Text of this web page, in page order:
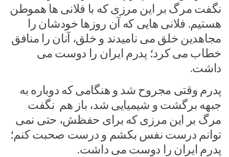
نگفت مرگ بر این مرزی که با فلانی ها هموطن
هستیم. فلانی هایی که آن روزها خودشان را
مجاهدین خلق می نامیدند و خلق، آنان را منافق
خطاب می کرد؛ پدرم ایران را دوست می
داشت.
پدرم وقتی مجروح شد و هنگامی که دوباره به
جبهه برگشت و شیمیایی شد، باز هم نگفت
مرگ بر این مرزی که برای حفظش، حتی نمی
توانم درست نفس بکشم و درست صحبت کنم؛
پدرم ایران را دوست می داشت.